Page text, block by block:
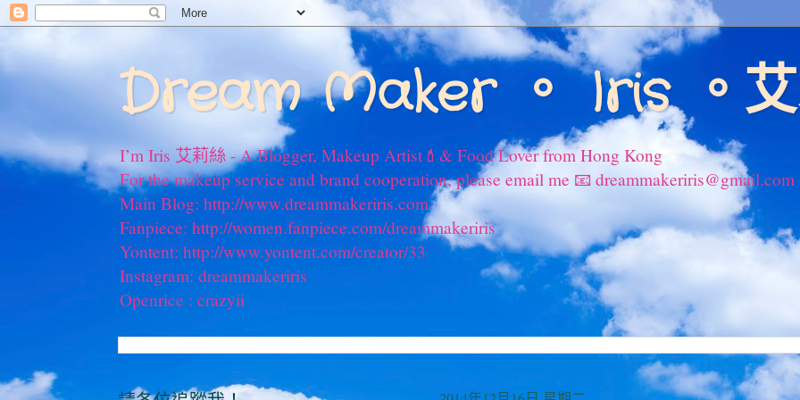
Dream Maker 。 Iris 。
I’m Iris 艾莉絲 - A Blogger, Makeup Artist💄& Food Lover from Hong Kong
For the makeup service and brand cooperation, please email me 📧 dreammakeriris@gmail.com
Main Blog: http://www.dreammakeriris.com
Fanpiece: http://women.fanpiece.com/dreammakeriris
Yontent: http://www.yontent.com/creator/33
Instagram: dreammakeriris
Openrice : crazyii